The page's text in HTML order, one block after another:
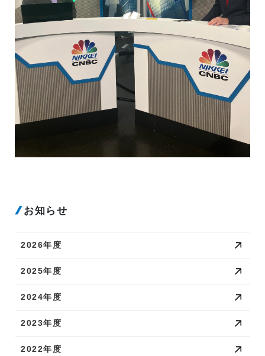
お知らせ
2026年度
2025年度
2024年度
2023年度
2022年度